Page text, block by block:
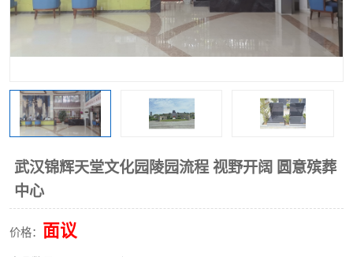
武汉锦辉天堂文化园陵园流程 视野开阔 圆意殡葬
中心
价格： 面议